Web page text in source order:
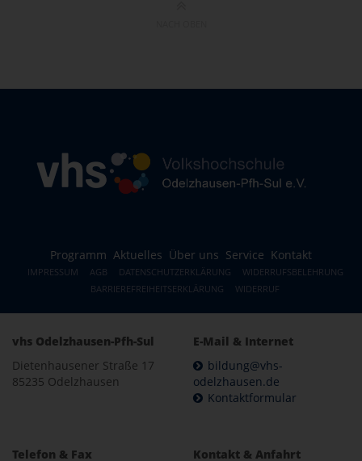
Programm Aktuelles Über uns Service Kontakt
IMPRESSUM AGB DATENSCHUTZERKLÄRUNG
WIDERRUFSBELEHRUNG
BARRIEREFREIHEITSERKLÄRUNG
WIDERRUF
vhs Odelzhausen-Pfh-Sul
Dietenhausener Straße 17
85235 Odelzhausen
E-Mail & Internet
bildung@vhs-
odelzhausen.de
Kontaktformular
Telefon & Fax Kontakt & Anfahrt